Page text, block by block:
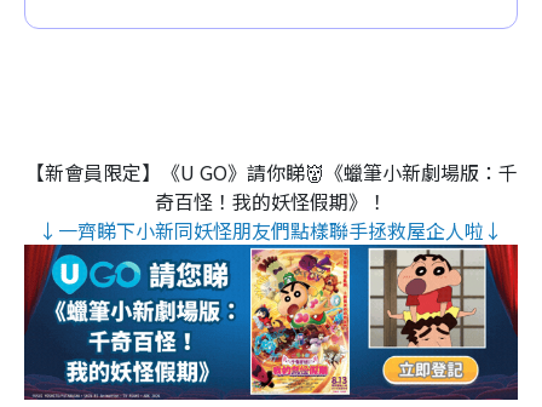
【新會員限定】《U GO》請你睇👹《蠟筆小新劇場版：千
奇百怪！我的妖怪假期》！
↓一齊睇下小新同妖怪朋友們點樣聯手拯救屋企人啦↓